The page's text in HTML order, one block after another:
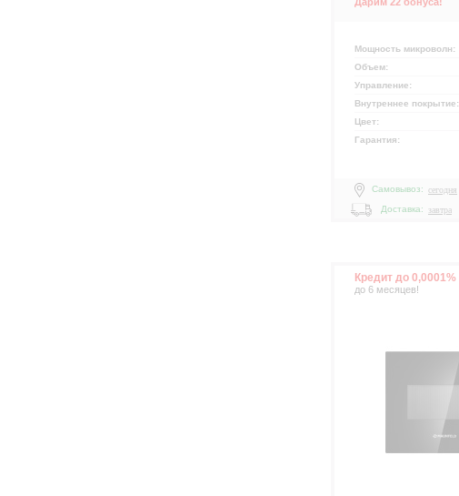
Мощность микроволн:
Объем:
Управление:
Внутреннее покрытие:
Цвет:
Гарантия:
Самовывоз: сегодня
Доставка:
завтра
Кредит до 0,0001%
до 6 месяцев!